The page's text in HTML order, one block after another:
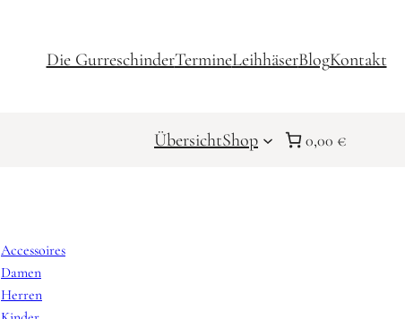
Die GurreschinderTermineLeihhäserBlogKontakt
ÜbersichtShop 0,00 €
Accessoires
Damen
Herren